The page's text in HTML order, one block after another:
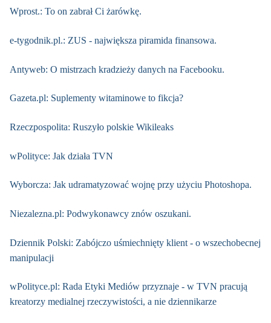
Wprost.: To on zabrał Ci żarówkę.
e-tygodnik.pl.: ZUS - największa piramida finansowa.
Antyweb: O mistrzach kradzieży danych na Facebooku.
Gazeta.pl: Suplementy witaminowe to fikcja?
Rzeczpospolita: Ruszyło polskie Wikileaks
wPolityce: Jak działa TVN
Wyborcza: Jak udramatyzować wojnę przy użyciu Photoshopa.
Niezalezna.pl: Podwykonawcy znów oszukani.
Dziennik Polski: Zabójczo uśmiechnięty klient - o wszechobecnej
manipulacji
wPolityce.pl: Rada Etyki Mediów przyznaje - w TVN pracują
kreatorzy medialnej rzeczywistości, a nie dziennikarze